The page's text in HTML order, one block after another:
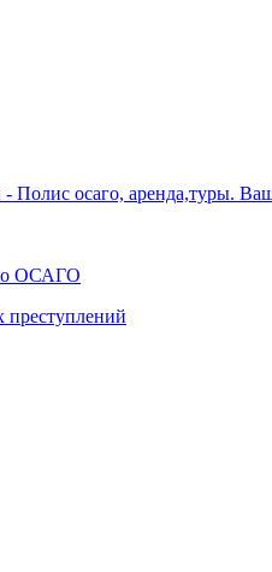
Полис осаго, аренда,туры.
ОСАГО